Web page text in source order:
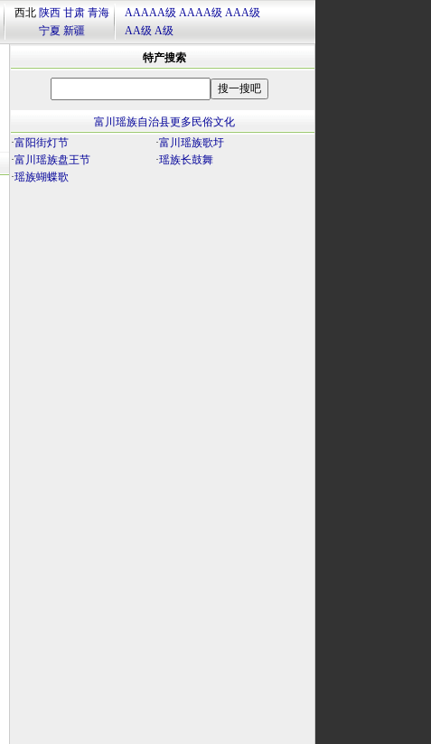
西北 陕西 甘肃 青海
宁夏 新疆
AAAAA级 AAAA级 AAA级
AA级 A级
特产搜索
富川瑶族自治县更多民俗文化
·富阳街灯节 ·富川瑶族歌圩
·富川瑶族盘王节 ·瑶族长鼓舞
·瑶族蝴蝶歌